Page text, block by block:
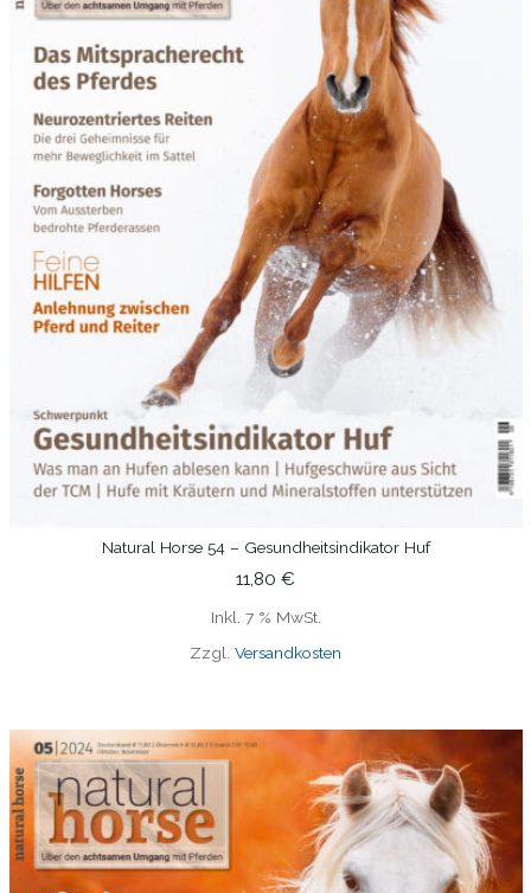
IN DEN WARENKORB
Natural Horse 54 – Gesundheitsindikator Huf
11,80 €
Inkl. 7 % MwSt.
Zzgl. Versandkosten